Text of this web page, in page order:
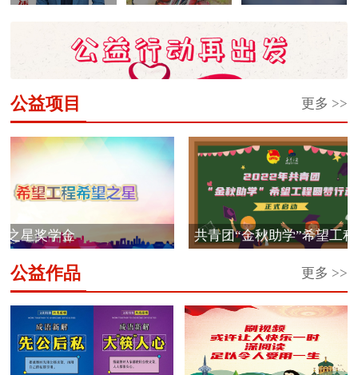
首...
的...
更多 >>
公益项目
奖学金
共青团“金秋助学”希望工程圆
更多 >>
公益作品